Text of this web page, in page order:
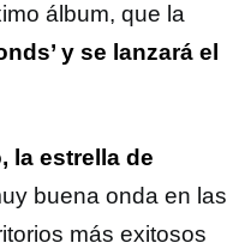
álbum, que la
y se lanzará el
la estrella de
buena onda en las
más exitosos